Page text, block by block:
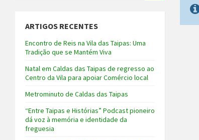
ARTIGOS RECENTES
Encontro de Reis na Vila das Taipas: Uma
Tradição que se Mantém Viva
Natal em Caldas das Taipas de regresso ao
Centro da Vila para apoiar Comércio local
Metrominuto de Caldas das Taipas
“Entre Taipas e Histórias” Podcast pioneiro
dá voz à memória e identidade da
freguesia